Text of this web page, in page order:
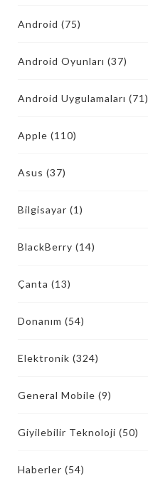
Android (75)
Android Oyunları (37)
Android Uygulamaları (71)
Apple (110)
Asus (37)
Bilgisayar (1)
BlackBerry (14)
Çanta (13)
Donanım (54)
Elektronik (324)
General Mobile (9)
Giyilebilir Teknoloji (50)
Haberler (54)